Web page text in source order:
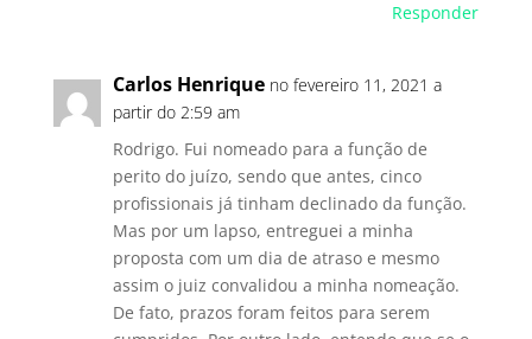
Responder
Carlos Henrique no fevereiro 11, 2021 a
partir do 2:59 am
Rodrigo. Fui nomeado para a função de
perito do juízo, sendo que antes, cinco
profissionais já tinham declinado da função.
Mas por um lapso, entreguei a minha
proposta com um dia de atraso e mesmo
assim o juiz convalidou a minha nomeação.
De fato, prazos foram feitos para serem